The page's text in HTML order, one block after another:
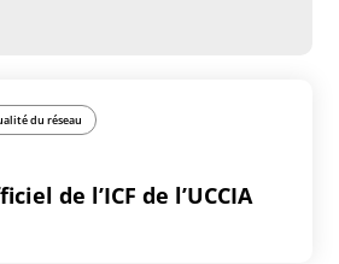
du réseau
de l’ICF de l’UCCIA